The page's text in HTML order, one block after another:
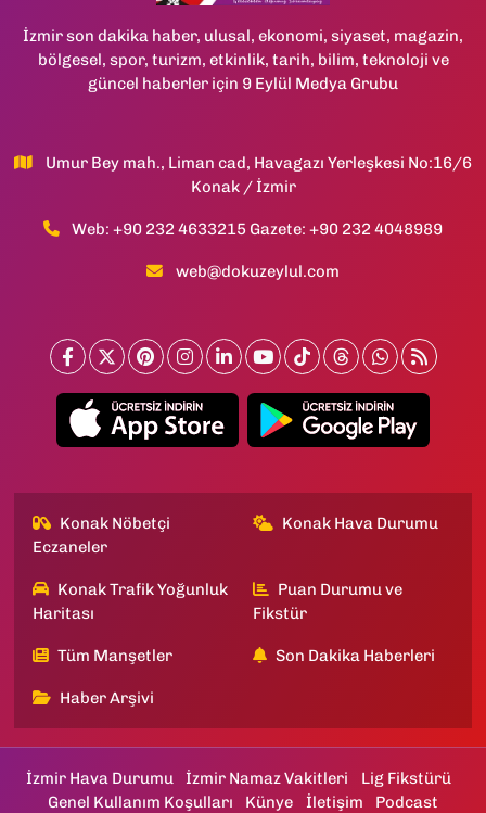
İzmir son dakika haber, ulusal, ekonomi, siyaset, magazin,
bölgesel, spor, turizm, etkinlik, tarih, bilim, teknoloji ve
güncel haberler için 9 Eylül Medya Grubu
Umur Bey mah., Liman cad, Havagazı Yerleşkesi No:16/6
Konak / İzmir
Web: +90 232 4633215 Gazete: +90 232 4048989
web@dokuzeylul.com
Konak Nöbetçi
Eczaneler
Konak Hava Durumu
Konak Trafik Yoğunluk
Haritası
Puan Durumu ve
Fikstür
Tüm Manşetler Son Dakika Haberleri
Haber Arşivi
İzmir Hava Durumu İzmir Namaz Vakitleri
Lig Fikstürü
Genel Kullanım Koşulları
Künye İletişim Podcast